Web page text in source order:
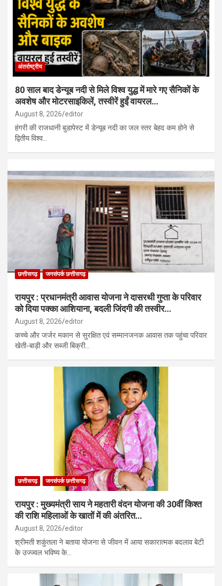
राजस्थान में स्थानीय निकाय चुनाव से पहले कांग्रेस में खुली कलह, टिकट बंटवारे
और वर्चस्व को लेकर बढ़ा विवाद…
अंतर्राष्ट्रीय
80 साल बाद डेन्यूब नदी से मिले विश्व युद्ध में मारे गए सैनिकों के
अवशेष और मोटरसाइकिलें, तस्वीरें हुईं वायरल…
August 8, 2026 editor
हंगरी की राजधानी बुडापेस्ट में डेन्यूब नदी का जल स्तर बेहद कम होने से
द्वितीय विश्व…
छत्तीसगढ़ जनसंपर्क छत्तीसगढ़
रायपुर : प्रधानमंत्री आवास योजना ने दासरथी गुप्ता के परिवार
को दिया पक्का आशियाना, बदली जिंदगी की तस्वीर…
August 8, 2026 editor
कच्चे और जर्जर मकान से सुरक्षित एवं सम्मानजनक आवास तक पहुंचा परिवार
खेती-बाड़ी और सब्जी बिक्री…
छत्तीसगढ़ जनसंपर्क छत्तीसगढ़
रायपुर : मुख्यमंत्री साय ने महतारी वंदन योजना की 30वीं किश्त
की राशि महिलाओं के खातों में की अंतरित…
August 8, 2026 editor
श्रीमती शकुंतला ने बताया योजना से जीवन में आया सकारात्मक बदलाव बेटी
के उज्ज्वल भविष्य के…